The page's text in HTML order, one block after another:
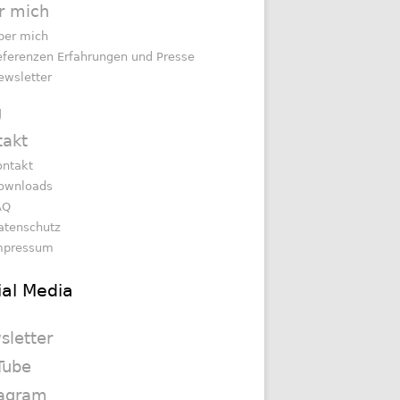
mich
mich
Erfahrungen und Presse
Media